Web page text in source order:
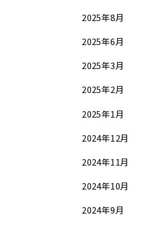
2025年8月
2025年6月
2025年3月
2025年2月
2025年1月
2024年12月
2024年11月
2024年10月
2024年9月